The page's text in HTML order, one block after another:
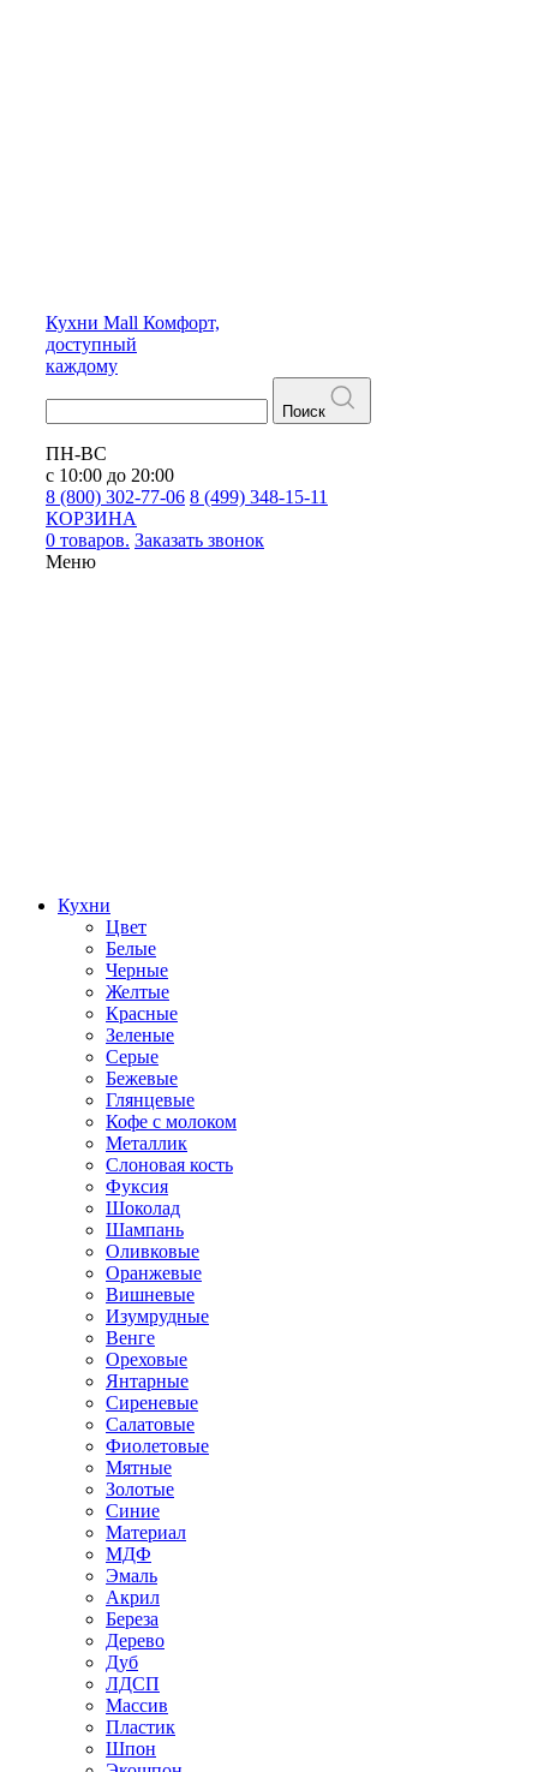
Кухни Mall Комфорт,
доступный
каждому
Поиск
ПН-ВС
с 10:00 до 20:00
8 (800) 302-77-06 8 (499) 348-15-11
КОРЗИНА
0 товаров. Заказать звонок
Меню
Кухни
Цвет
Белые
Черные
Желтые
Красные
Зеленые
Серые
Бежевые
Глянцевые
Кофе с молоком
Металлик
Слоновая кость
Фуксия
Шоколад
Шампань
Оливковые
Оранжевые
Вишневые
Изумрудные
Венге
Ореховые
Янтарные
Сиреневые
Салатовые
Фиолетовые
Мятные
Золотые
Синие
Материал
МДФ
Эмаль
Акрил
Береза
Дерево
Дуб
ЛДСП
Массив
Пластик
Шпон